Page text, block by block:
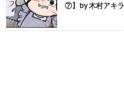
⑦】by 木村アキラ